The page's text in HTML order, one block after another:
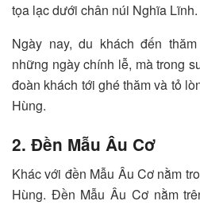
tọa lạc dưới chân núi Nghĩa Lĩnh.
Ngày nay, du khách đến
những ngày chính lễ, mà trong
đoàn khách tới ghé thăm và tỏ
Hùng.
2. Đền Mẫu Âu Cơ
Khác với đền Mẫu Âu Cơ nằm
Hùng. Đền Mẫu Âu Cơ nằm